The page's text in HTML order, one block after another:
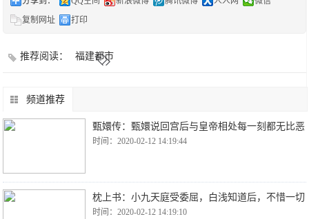
复制网址
打印
推荐阅读： 福建都市
频道推荐
甄嬛传：甄嬛说回宫后与皇帝相处每一刻都无比恶
时间：2020-02-12 14:19:44
枕上书：小九天庭受委屈，白浅知道后，不惜一切
时间：2020-02-12 14:19:10